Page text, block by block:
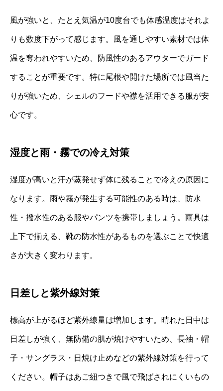
風が強いと、たとえ気温が10度台でも体感温度はそれよ
りも数度下がって感じます。風を通しやすい素材では体
温を奪われやすいため、防風性のあるアウターでガード
することが重要です。特に尾根や開けた場所では風当た
りが強いため、シェルのフードや襟を活用できる服が安
心です。
湿度と雨・霧での冷え対策
湿度が高いと汗が蒸発せず体に残ることで冷えの原因に
なります。雨や霧が発生する可能性のある時は、防水
性・撥水性のある服やパンツを携帯しましょう。雨具は
上下で揃える、靴の防水性があるものを選ぶことで快適
さが大きく変わります。
日差しと紫外線対策
標高が上がるほど紫外線量は増加します。晴れた日中は
日差しが強く、無防備の肌が焼けやすいため、長袖・帽
子・サングラス・日焼け止めなどの紫外線対策を行って
ください。帽子はあご紐つきで風で飛ばされにくいもの